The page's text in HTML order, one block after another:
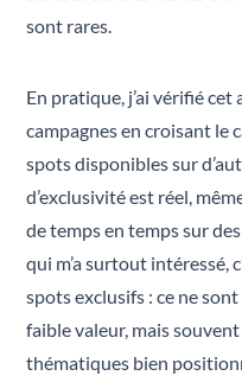
sont rares.
En pratique, j’ai vérifié
campagnes en croisant le
spots disponibles sur
d’exclusivité est réel,
de temps en temps sur
qui m’a surtout intéressé,
spots exclusifs : ce ne
faible valeur, mais
thématiques bien